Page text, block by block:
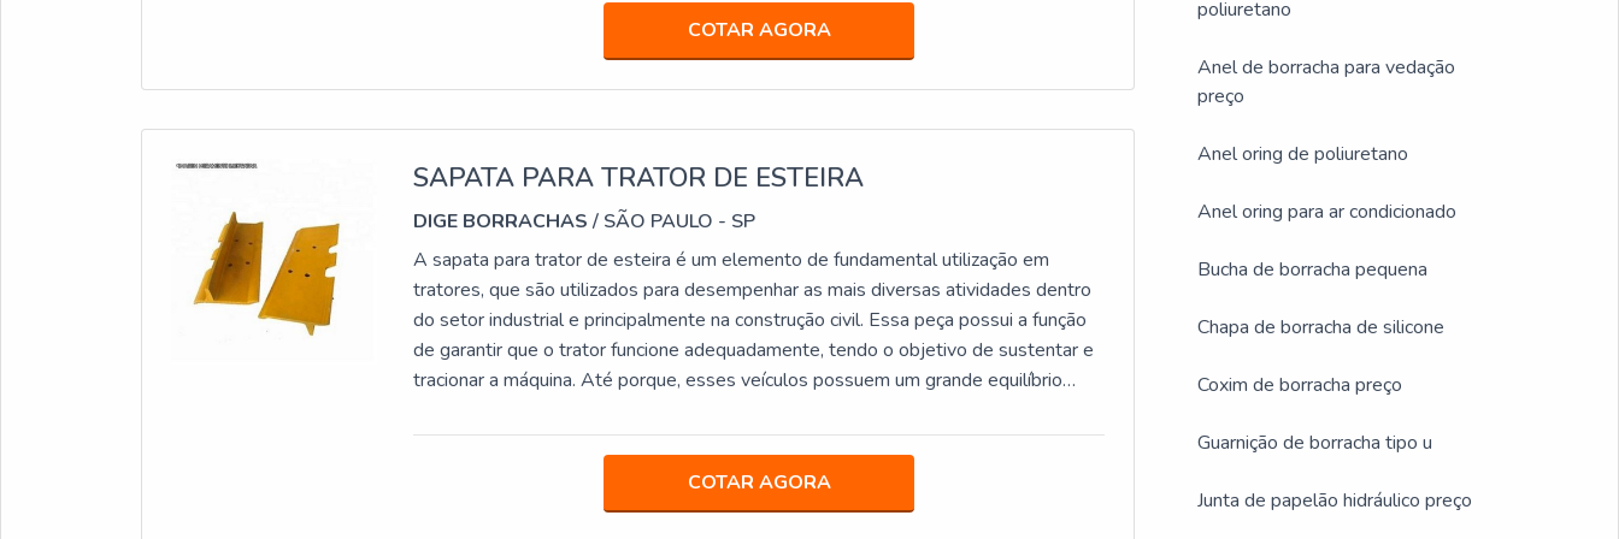
de fornecedor de gaxetas. Prezando pelo que há de mais moderno, traz inovações
realizadas as atividades e equipamentos de última geração. Tudo isso, somado a
uma equipe multidisciplinar de consultores associados e colaboradores com mais
experiência para os clientes com qualidade.
COTAR AGORA
SAPATA PARA TRATOR DE ESTEIRA
DIGE BORRACHAS / SÃO PAULO - SP
A sapata para trator de esteira é um elemento de fundamental utilização em
tratores, que são utilizados para desempenhar as mais diversas atividades dentro
do setor industrial e principalmente na construção civil. Essa peça possui a função
de garantir que o trator funcione adequadamente, tendo o objetivo de sustentar e
tracionar a máquina. Até porque, esses veículos possuem um grande equilíbrio
hidráulicos de máxima qua
COTAR AGORA
poliuretano
Anel de borracha para vedação
preço
Anel oring de poliuretano
Anel oring para ar condicionado
Bucha de borracha pequena
Chapa de borracha de silicone
Coxim de borracha preço
Guarnição de borracha tipo u
Junta de papelão hidráulico preço